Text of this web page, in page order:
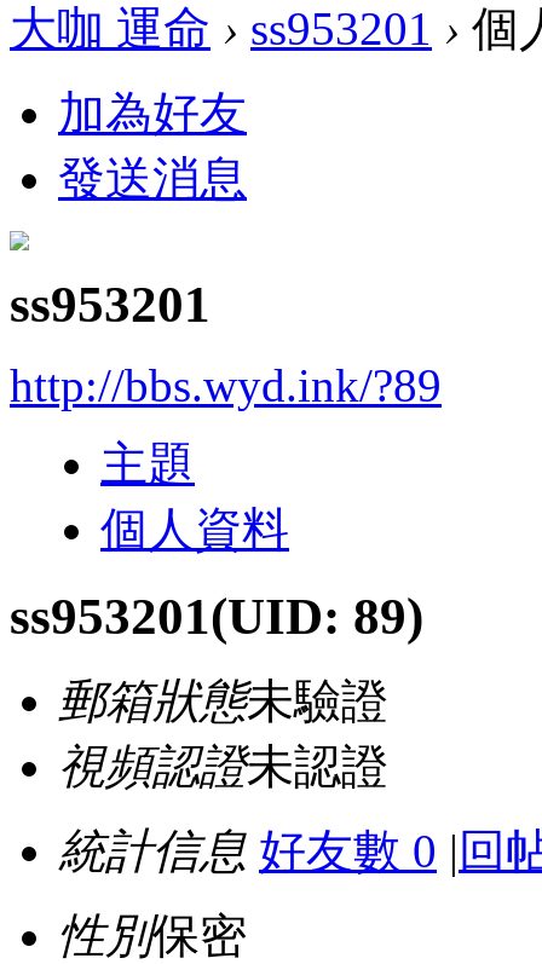
大咖 運命 › ss953201 › 個
加為好友
發送消息
ss953201
http://bbs.wyd.ink/?89
主題
個人資料
ss953201(UID: 89)
郵箱狀態未驗證
視頻認證未認證
統計信息 好友數 0 | 回
性別保密